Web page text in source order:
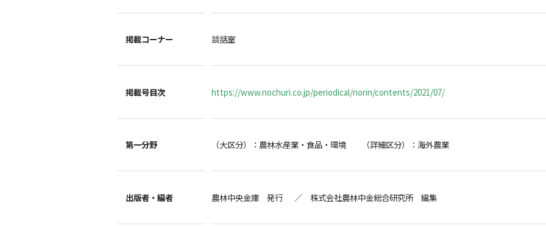
掲載コーナー 談話室
掲載号目次 https://www.nochuri.co.jp/periodical/norin/contents/2021/07/
第一分野 （大区分）：農林水産業・食品・環境 （詳細区分）：海外農業
出版者・編者 農林中央金庫 発行 ／ 株式会社農林中金総合研究所 編集